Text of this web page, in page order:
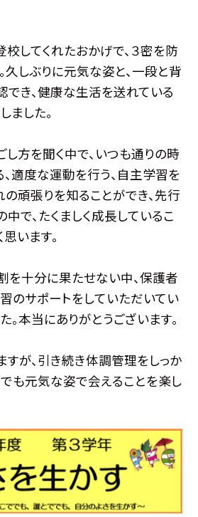
してくれたおかげで、３密を防
久しぶりに元気な姿と、一段と背
き、健康な生活を送れている
ました。
方を聞く中で、いつも通りの時
適度な運動を行う、自主学習を
頑張りを知ることができ、先行
で、たくましく成長しているこ
います。
十分に果たせない中、保護者
のサポートをしていただいてい
。本当にありがとうございます。
が、引き続き体調管理をしっか
も元気な姿で会えることを楽し